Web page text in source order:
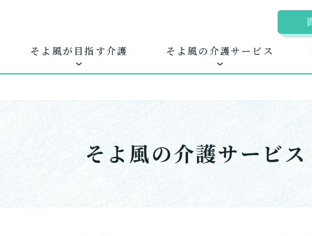
そよ風が目指す介護
できるを増やす
介護サービス
お客様に選ばれる
できたてのお食事
そよ風の介護サービス
ホームに入居する 自宅から通う
地図から探す ホー
新卒
そよ風の介護サービス